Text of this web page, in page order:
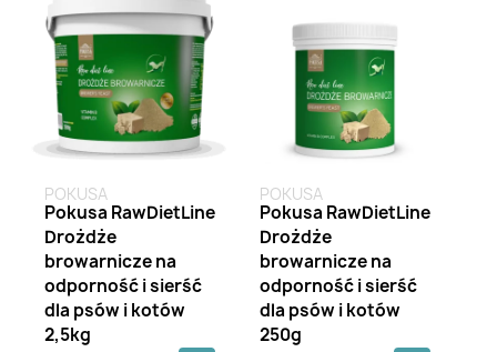
POKUSA
Pokusa RawDietLine
Drożdże
browarnicze na
odporność i sierść
dla psów i kotów
2,5kg
POKUSA
Pokusa RawDietLine
Drożdże
browarnicze na
odporność i sierść
dla psów i kotów
250g